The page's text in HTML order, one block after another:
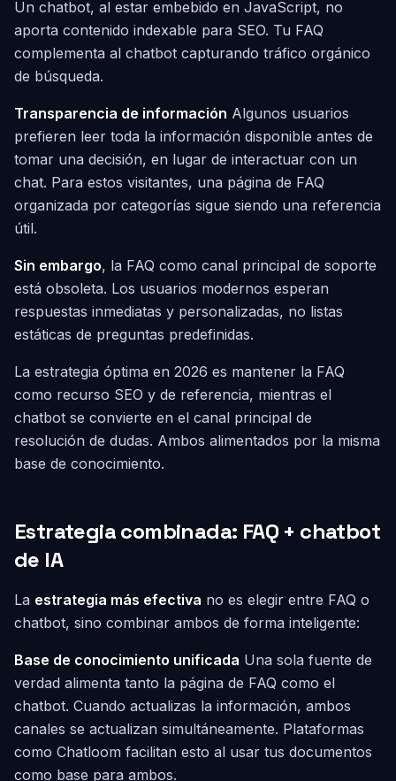
Un chatbot, al estar embebido en JavaScript, no
aporta contenido indexable para SEO. Tu FAQ
complementa al chatbot capturando tráfico orgánico
de búsqueda.
Transparencia de información Algunos usuarios
prefieren leer toda la información disponible antes de
tomar una decisión, en lugar de interactuar con un
chat. Para estos visitantes, una página de FAQ
organizada por categorías sigue siendo una referencia
útil.
Sin embargo, la FAQ como canal principal de soporte
está obsoleta. Los usuarios modernos esperan
respuestas inmediatas y personalizadas, no listas
estáticas de preguntas predefinidas.
La estrategia óptima en 2026 es mantener la FAQ
como recurso SEO y de referencia, mientras el
chatbot se convierte en el canal principal de
resolución de dudas. Ambos alimentados por la misma
base de conocimiento.
Estrategia combinada: FAQ + chatbot
de IA
La estrategia más efectiva no es elegir entre FAQ o
chatbot, sino combinar ambos de forma inteligente:
Base de conocimiento unificada Una sola fuente de
verdad alimenta tanto la página de FAQ como el
chatbot. Cuando actualizas la información, ambos
canales se actualizan simultáneamente. Plataformas
como Chatloom facilitan esto al usar tus documentos
como base para ambos.